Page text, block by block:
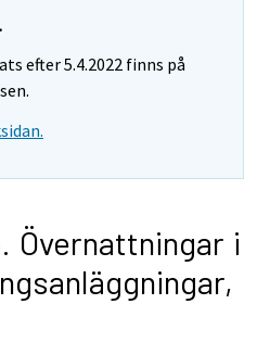
efter 5.4.2022 finns på
Övernattningar i